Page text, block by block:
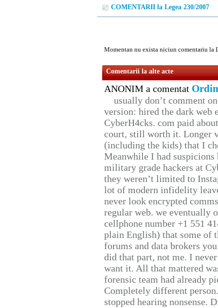
COMENTARII la Legea 230/2007
Momentan nu exista niciun comentariu la
Comentarii la alte acte
ANONIM a comentat
usually don’t comment
version: hired the dark web
CyberH4cks. com paid
court, still worth it. Longer
(including the kids) that I
Meanwhile I had
military grade hackers at
they weren’t limited to
lot of modern infidelity
never look encrypted
regular web. we eventually
cellphone number +1 551
plain English) that some of
forums and data brokers
did that part, not me. I
want it. All that mattered
forensic team had already
Completely different
stopped hearing nonsense.